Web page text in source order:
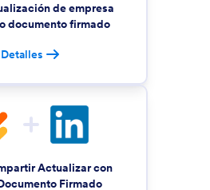
de empresa
documento firmado
Detalles
Actualizar con
Firmado